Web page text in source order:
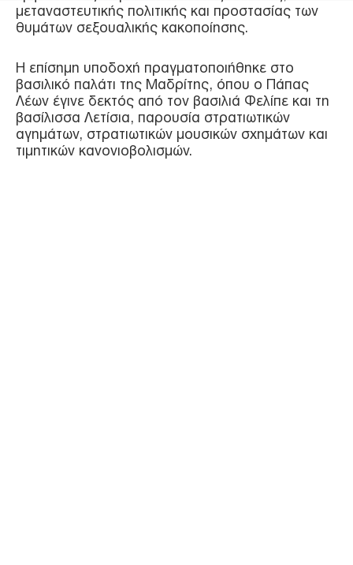
μεταναστευτικής πολιτικής και προστασίας των
θυμάτων σεξουαλικής κακοποίησης.
Η επίσημη υποδοχή πραγματοποιήθηκε στο
βασιλικό παλάτι της Μαδρίτης, όπου ο Πάπας
Λέων έγινε δεκτός από τον βασιλιά Φελίπε και τη
βασίλισσα Λετίσια, παρουσία στρατιωτικών
αγημάτων, στρατιωτικών μουσικών σχημάτων και
τιμητικών κανονιοβολισμών.